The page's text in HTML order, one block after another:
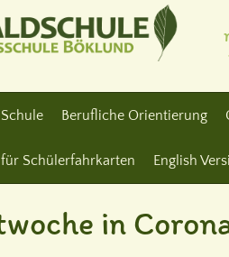
Schule Berufliche Orientierung
Schülerfahrkarten English
in